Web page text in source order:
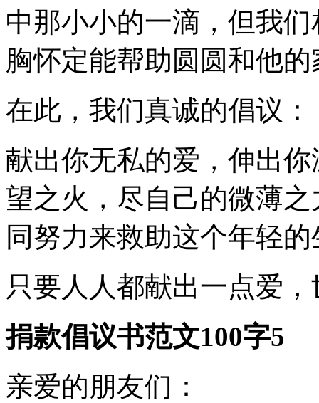
中那小小的一滴，但我
胸怀定能帮助圆圆和他
在此，我们真诚的倡议：
献出你无私的爱，伸出
望之火，尽自己的微薄
同努力来救助这个年轻
只要人人都献出一点爱
捐款倡议书范文100字5
亲爱的朋友们：